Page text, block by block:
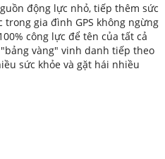
động lực nhỏ, tiếp thêm sức
gia đình GPS không ngừng
công lực để tên của tất cả
vàng" vinh danh tiếp theo
sức khỏe và gặt hái nhiều